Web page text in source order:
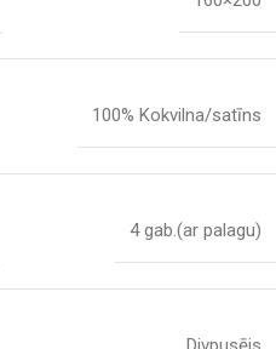
100% Kokvilna/satīns
4 gab.(ar palagu)